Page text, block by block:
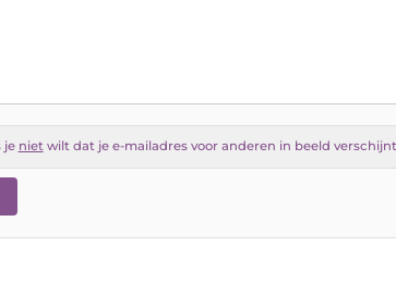
je niet wilt dat je e-mailadres voor anderen in beeld verschijnt